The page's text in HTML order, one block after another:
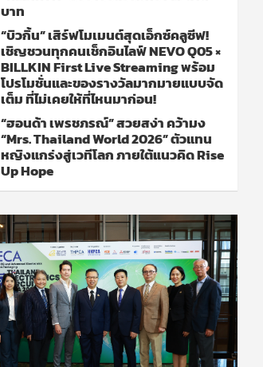
บาท
“บิวกิ้น” เสิร์ฟโมเมนต์สุดเอ็กซ์คลูซีฟ!
เชิญชวนทุกคนเช็กอินไลฟ์ NEVO Q05 ×
BILLKIN First Live Streaming พร้อม
โปรโมชั่นและของรางวัลมากมายแบบจัด
เต็ม ที่ไม่เคยให้ที่ไหนมาก่อน!
“ฮอนด้า เพรชภรณ์” สวยสง่า คว้ามง
“Mrs. Thailand World 2026” ตัวแทน
หญิงแกร่งสู่เวทีโลก ภายใต้แนวคิด Rise
Up Hope